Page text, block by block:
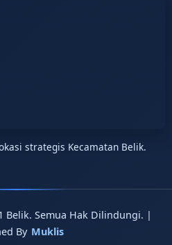
strategis Kecamatan Belik.
Belik. Semua Hak Dilindungi. |
By Muklis